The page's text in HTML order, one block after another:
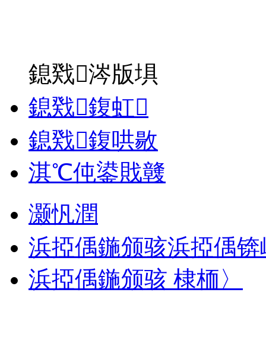
鎴戣涔版埧
鎴戣鍑虹
鎴戣鍑哄敭
淇℃伅鍙戝竷
灏忛潤
浜掗偊鍦颁骇浜掗偊
浜掗偊鍦颁骇 棣栭〉